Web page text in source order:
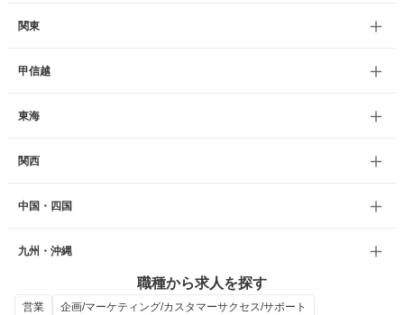
関東
甲信越
東海
関西
中国・四国
九州・沖縄
職種から求人を探す
営業
企画/マーケティング/カスタマーサクセス/サポート